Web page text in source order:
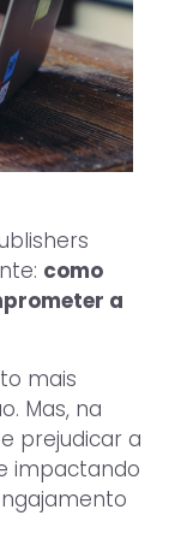
como
a
mais
Mas, na
prejudicar a
impactando